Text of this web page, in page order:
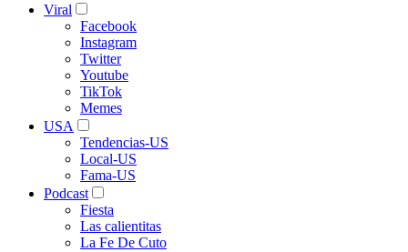
Viral
Facebook
Instagram
Twitter
Youtube
TikTok
Memes
USA
Tendencias-US
Local-US
Fama-US
Podcast
Fiesta
Las calientitas
La Fe De Cuto